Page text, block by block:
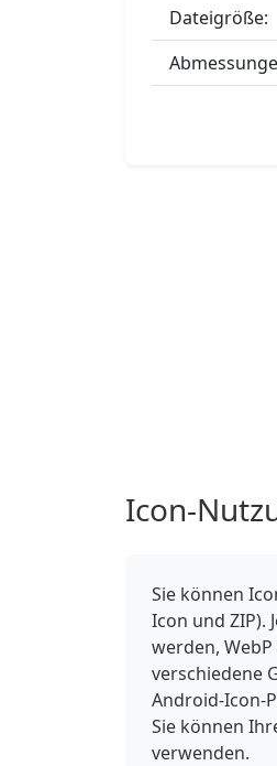
Dateigröße:
Icon-
Sie können
Icon und ZIP).
werden,
verschiedene
Android-Icon-
Sie können
verwenden.